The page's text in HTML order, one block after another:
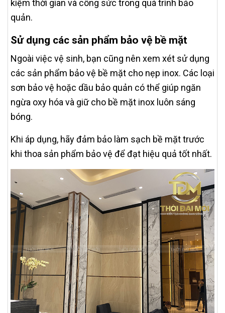
kiệm thời gian và công sức trong quá trình bảo
quản.
Sử dụng các sản phẩm bảo vệ bề mặt
Ngoài việc vệ sinh, bạn cũng nên xem xét sử dụng
các sản phẩm bảo vệ bề mặt cho nẹp inox. Các loại
sơn bảo vệ hoặc dầu bảo quản có thể giúp ngăn
ngừa oxy hóa và giữ cho bề mặt inox luôn sáng
bóng.
Khi áp dụng, hãy đảm bảo làm sạch bề mặt trước
khi thoa sản phẩm bảo vệ để đạt hiệu quả tốt nhất.